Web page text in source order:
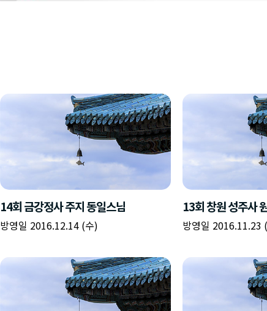
14회 금강정사 주지 동일스님
방영일 2016.12.14 (수)
13회 창원 성주사
방영일 2016.11.23